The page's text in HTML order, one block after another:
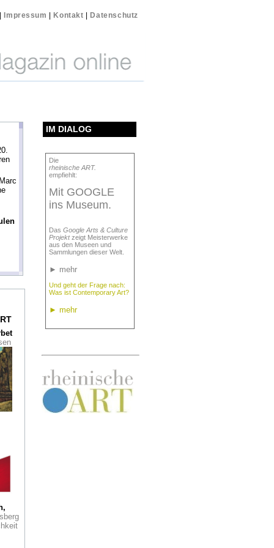
Impressum Kontakt Datenschutz
IM DIALOG
Die
rheinische ART.
empfiehlt:
Mit GOOGLE
ins Museum.
Das Google Arts & Culture
Projektzeigt Meisterwerke
aus den Museen und
Sammlungen dieser Welt.
► mehr
Und geht der Frage nach:
Was ist Contemporary Art?
► mehr
Marc
in
de